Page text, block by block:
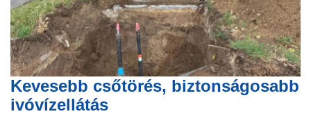
Kevesebb csőtörés, biztonságosabb
ivóvízellátás